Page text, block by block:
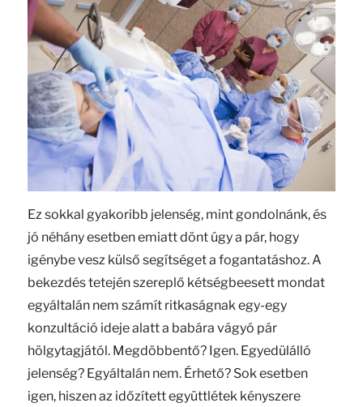
Ez sokkal gyakoribb jelenség, mint gondolnánk, és
jó néhány esetben emiatt dönt úgy a pár, hogy
igénybe vesz külső segítséget a fogantatáshoz. A
bekezdés tetején szereplő kétségbeesett mondat
egyáltalán nem számít ritkaságnak egy-egy
konzultáció ideje alatt a babára vágyó pár
hölgytagjától. Megdöbbentő? Igen. Egyedülálló
jelenség? Egyáltalán nem. Érhető? Sok esetben
igen, hiszen az időzített együttlétek kényszere